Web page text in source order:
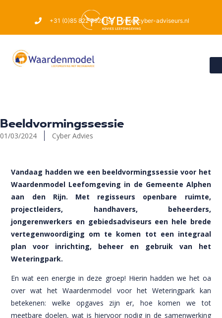
+31 (0)85 822 3928 info@cyber-adviseurs.nl
Beeldvormingssessie
01/03/2024 Cyber Advies
Vandaag hadden we een beeldvormingssessie voor het
Waardenmodel Leefomgeving in de Gemeente Alphen
aan den Rijn. Met regisseurs openbare ruimte,
projectleiders, handhavers, beheerders,
jongerenwerkers en gebiedsadviseurs een hele brede
vertegenwoordiging om te komen tot een integraal
plan voor inrichting, beheer en gebruik van het
Weteringpark.
En wat een energie in deze groep! Hierin hadden we het oa
over wat het Waardenmodel voor het Weteringpark kan
betekenen: welke opgaves zijn er, hoe komen we tot
meetbare doelen, wat is hiervoor nodig in de samenwerking